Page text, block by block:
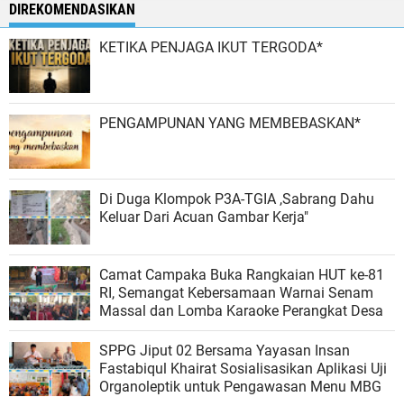
DIREKOMENDASIKAN
KETIKA PENJAGA IKUT TERGODA*
PENGAMPUNAN YANG MEMBEBASKAN*
Di Duga Klompok P3A-TGIA ,Sabrang Dahu
Keluar Dari Acuan Gambar Kerja"
Camat Campaka Buka Rangkaian HUT ke-81
RI, Semangat Kebersamaan Warnai Senam
Massal dan Lomba Karaoke Perangkat Desa
SPPG Jiput 02 Bersama Yayasan Insan
Fastabiqul Khairat Sosialisasikan Aplikasi Uji
Organoleptik untuk Pengawasan Menu MBG